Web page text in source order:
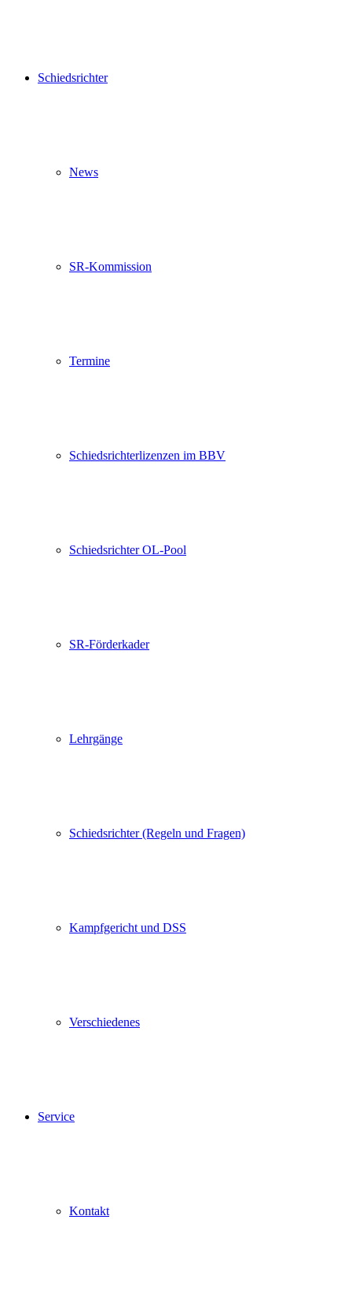
Schiedsrichter
News
SR-Kommission
Termine
Schiedsrichterlizenzen im BBV
Schiedsrichter OL-Pool
SR-Förderkader
Lehrgänge
Schiedsrichter (Regeln und Fragen)
Kampfgericht und DSS
Verschiedenes
Service
Kontakt